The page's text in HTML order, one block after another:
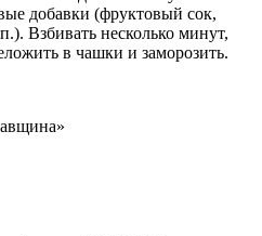
добавки (фруктовый сок,
Взбивать несколько минут,
в чашки и заморозить.